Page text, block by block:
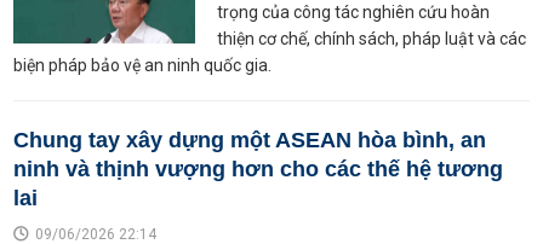
trọng của công tác nghiên cứu hoàn
thiện cơ chế, chính sách, pháp luật và các
biện pháp bảo vệ an ninh quốc gia.
Chung tay xây dựng một ASEAN hòa bình, an
ninh và thịnh vượng hơn cho các thế hệ tương
lai
09/06/2026 22:14